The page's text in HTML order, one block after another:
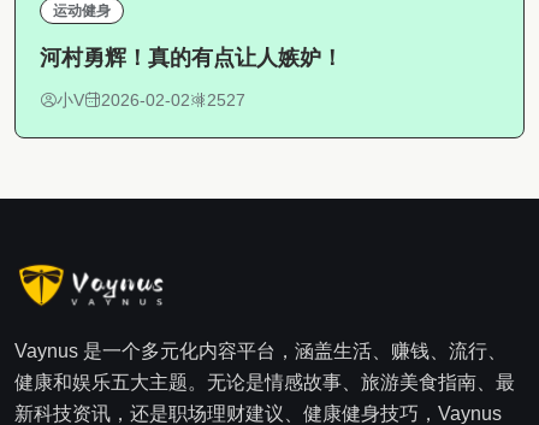
运动健身
河村勇辉！真的有点让人嫉妒！
小V 2026-02-02 2527
Vaynus 是一个多元化内容平台，涵盖生活、赚钱、流行、
健康和娱乐五大主题。无论是情感故事、旅游美食指南、最
新科技资讯，还是职场理财建议、健康健身技巧，Vaynus